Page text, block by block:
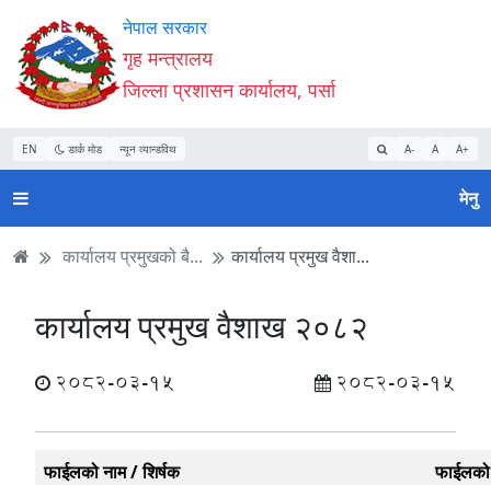
Accessibility
Mode
सुरु
गर्नुहोस्
सामाग्री
पढ्नुहाेस्
नेभिगेसन
पढ्नुहाेस्
वेबसाइट
खोजमा
जानुहोस्
नेपाल सरकार
गृह मन्त्रालय
जिल्ला प्रशासन कार्यालय, पर्सा
EN डार्क मोड न्यून व्यान्डविथ A- A A+
मेनु
कार्यालय प्रमुखको बै... कार्यालय प्रमुख वैशा...
कार्यालय प्रमुख वैशाख २०८२
2082-03-15 2082-03-15
फाईलको नाम / शिर्षक
फाईलको